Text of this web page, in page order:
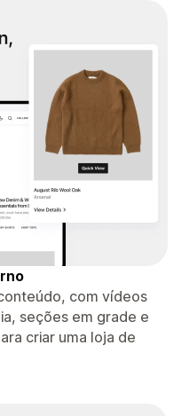
com vídeos
seções em grade e
criar uma loja de